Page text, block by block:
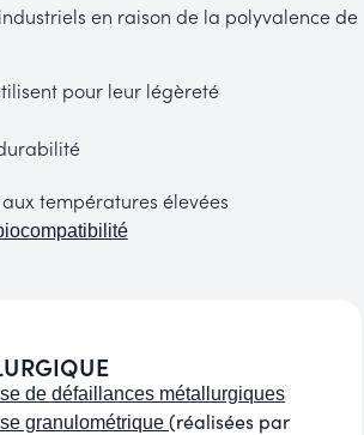
en raison de la polyvalence de
pour leur légèreté
températures élevées
de défaillances métallurgiques
granulométrique (réalisées par